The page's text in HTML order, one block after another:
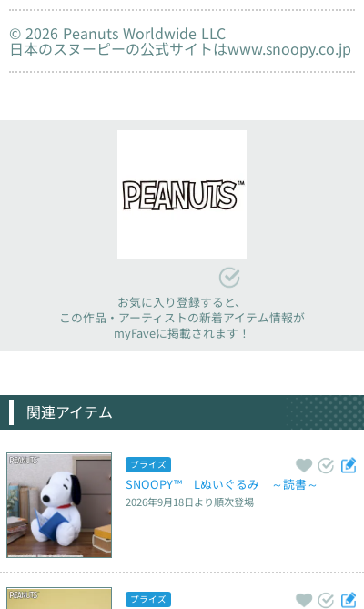
© 2026 Peanuts Worldwide LLC
日本のスヌーピーの公式サイトはwww.snoopy.co.jp
お気に入り登録すると、
この作品・アーティストの新着アイテム情報が
myFaveに掲載されます！
関連アイテム
プライズ
SNOOPY™　Lぬいぐるみ　～読書～
2026年9月18日より順次登場
プライズ